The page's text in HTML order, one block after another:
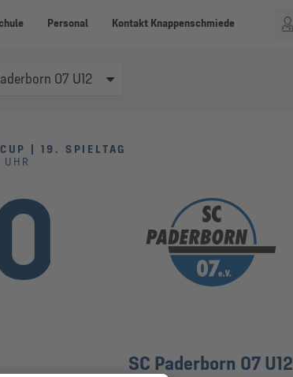
Personal Kontakt Knappenschmiede
| 19. SPIELTAG
SC Paderborn 07 U12